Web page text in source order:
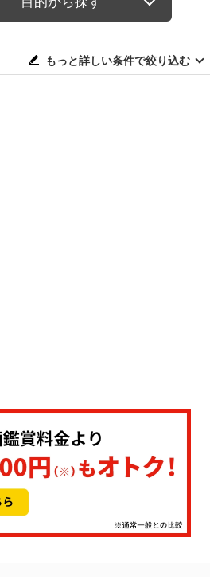
もっと詳しい条件で絞り込む